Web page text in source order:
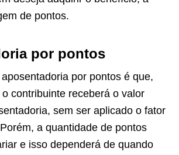
de pontos.
por pontos
por pontos é que,
contribuinte receberá o valor
sem ser aplicado o fator
a quantidade de pontos
e isso dependerá de quando